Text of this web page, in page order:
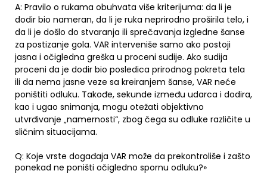
A: Pravilo o rukama obuhvata više kriterijuma: da li je
dodir bio nameran, da li je ruka neprirodno proširila telo, i
da li je došlo do stvaranja ili sprečavanja izgledne šanse
za postizanje gola. VAR interveniše samo ako postoji
jasna i očigledna greška u proceni sudije. Ako sudija
proceni da je dodir bio posledica prirodnog pokreta tela
ili da nema jasne veze sa kreiranjem šanse, VAR neće
poništiti odluku. Takođe, sekunde između udarca i dodira,
kao i ugao snimanja, mogu otežati objektivno
utvrđivanje „namernosti“, zbog čega su odluke različite u
sličnim situacijama.
Q: Koje vrste događaja VAR može da prekontroliše i zašto
ponekad ne poništi očigledno spornu odluku?»